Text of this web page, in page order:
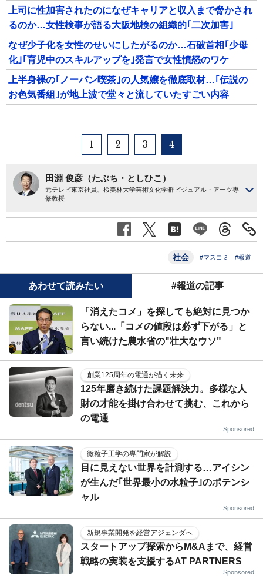
上司に性加害されたのになぜキャリアと収入まで脅かされ
るのか…女性検事が語る大阪地検の組織的｢二次加害｣
なぜ少子化を女性のせいにしたがるのか…石破首相｢少母
化｣｢育児中のスキルアップを｣発言で女性憤怒のワケ
上半身裸の｢ノーパン喫茶｣の人気嬢を徹底取材…｢伝説の
お色気番組｣が地上波で堂々と流していたすごい内容
1 2 3 4
田淵 俊彦（たぶち・としひこ）
元テレビ東京社員、桜美林大学芸術文化学群ビジュアル・アーツ専
修教授
社会 #マスコミ #報道
あわせて読みたい #報道の記事
「消えたコメ」を探しても絶対に見つか
らない...「コメの値段は必ず下がる」と
言い続けた農水省の"壮大なウソ"
創業125周年の電通が描く未来
125年磨き続けた課題解決力。多様な人
財の才能を掛け合わせて挑む、これから
の電通
Sponsored
微粒子工学の専門家が解説
目に見えない世界を計測する…アイシン
が生んだ｢世界最小の水粒子｣のポテンシ
ャル
Sponsored
新規事業開発を経営アジェンダへ
スタートアップ探索からM&Aまで、経営
戦略の実装を支援するAT PARTNERS
Sponsored